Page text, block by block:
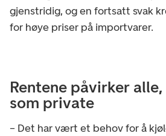
gjenstridig, og en fortsatt svak
for høye priser på importvarer.
Rentene påvirker
som private
– Det har vært et behov for å